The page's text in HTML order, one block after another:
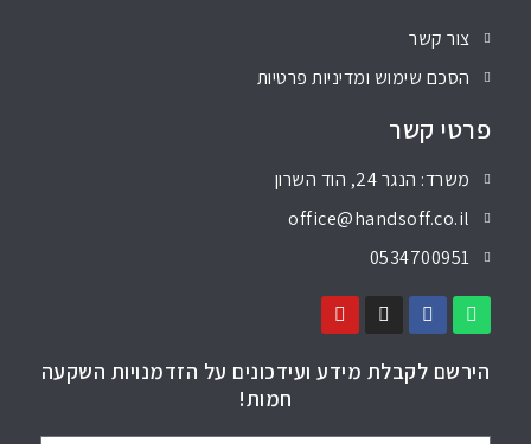
צור קשר
הסכם שימוש ומדיניות פרטיות
פרטי קשר
משרד: הנגר 24, הוד השרון
office@handsoff.co.il
0534700951
הירשם לקבלת מידע ועידכונים על הזדמנויות השקעה
חמות!